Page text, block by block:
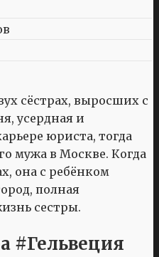
сёстрах, выросших с
усердная и
юриста, тогда
мужа в Москве. Когда
она с ребёнком
полная
сестры.
#Гельвеция